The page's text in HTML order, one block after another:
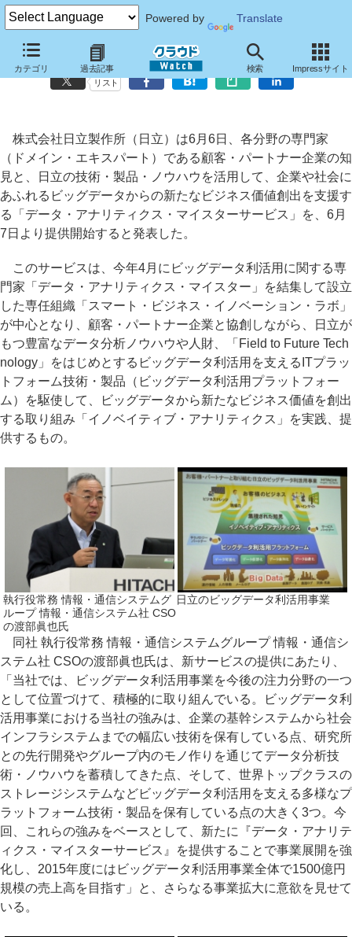
Powered by Translate
カテゴリ 過去記事 検索 Impressサイト
日立、ビッグデータから新たなビジネス価値を創出する新サービス
リスト
株式会社日立製作所（日立）は6月6日、各分野の専門家
（ドメイン・エキスパート）である顧客・パートナー企業の知
見と、日立の技術・製品・ノウハウを活用して、企業や社会に
あふれるビッグデータからの新たなビジネス価値創出を支援す
る「データ・アナリティクス・マイスターサービス」を、6月
7日より提供開始すると発表した。
このサービスは、今年4月にビッグデータ利活用に関する専
門家「データ・アナリティクス・マイスター」を結集して設立
した専任組織「スマート・ビジネス・イノベーション・ラボ」
が中心となり、顧客・パートナー企業と協創しながら、日立が
もつ豊富なデータ分析ノウハウや人財、「Field to Future Tech
nology」をはじめとするビッグデータ利活用を支えるITプラッ
トフォーム技術・製品（ビッグデータ利活用プラットフォー
ム）を駆使して、ビッグデータから新たなビジネス価値を創出
する取り組み「イノベイティブ・アナリティクス」を実践、提
供するもの。
執行役常務 情報・通信システムグ
ループ 情報・通信システム社 CSO
の渡部眞也氏
日立のビッグデータ利活用事業
同社 執行役常務 情報・通信システムグループ 情報・通信シ
ステム社 CSOの渡部眞也氏は、新サービスの提供にあたり、
「当社では、ビッグデータ利活用事業を今後の注力分野の一つ
として位置づけて、積極的に取り組んでいる。ビッグデータ利
活用事業における当社の強みは、企業の基幹システムから社会
インフラシステムまでの幅広い技術を保有している点、研究所
との先行開発やグループ内のモノ作りを通じてデータ分析技
術・ノウハウを蓄積してきた点、そして、世界トップクラスの
ストレージシステムなどビッグデータ利活用を支える多様なプ
ラットフォーム技術・製品を保有している点の大きく3つ。今
回、これらの強みをベースとして、新たに『データ・アナリテ
ィクス・マイスターサービス』を提供することで事業展開を強
化し、2015年度にはビッグデータ利活用事業全体で1500億円
規模の売上高を目指す」と、さらなる事業拡大に意欲を見せて
いる。